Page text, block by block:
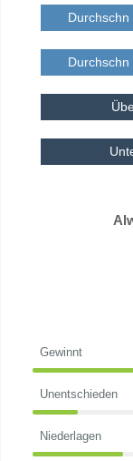
Durchschn
Durchschn
Gewinnt
Unentschieden
Niederlagen